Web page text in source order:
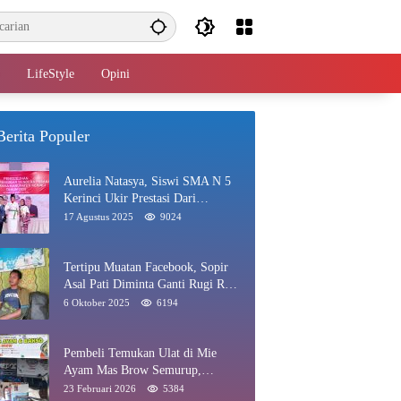
LifeStyle Opini
Populer
Aurelia Natasya, Siswi SMA N 5
Kerinci Ukir Prestasi Dari
Paskibraka Hingga Juara Gadis
17 Agustus 2025 9024
Tertipu Muatan Facebook, Sopir
Asal Pati Diminta Ganti Rugi Rp
40 Juta di Rawang
6 Oktober 2025 6194
Pembeli Temukan Ulat di Mie
Ayam Mas Brow Semurup,
Pengelola Minta Maaf
23 Februari 2026 5384